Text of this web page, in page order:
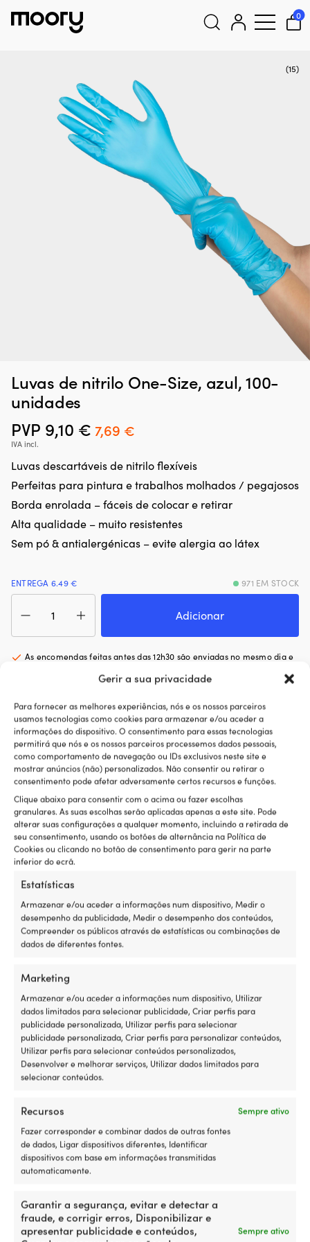
Gerir a sua privacidade
Para fornecer as melhores experiências, nós e os nossos parceiros
usamos tecnologias como cookies para armazenar e/ou aceder a
informações do dispositivo. O consentimento para essas tecnologias
permitirá que nós e os nossos parceiros processemos dados pessoais,
como comportamento de navegação ou IDs exclusivos neste site e
mostrar anúncios (não) personalizados. Não consentir ou retirar o
consentimento pode afetar adversamente certos recursos e funções.
Clique abaixo para consentir com o acima ou fazer escolhas
granulares. As suas escolhas serão aplicadas apenas a este site. Pode
alterar suas configurações a qualquer momento, incluindo a retirada de
seu consentimento, usando os botões de alternância na Política de
Cookies ou clicando no botão de consentimento para gerir na parte
inferior do ecrã.
Estatísticas
Armazenar e/ou aceder a informações num dispositivo, Medir o
desempenho da publicidade, Medir o desempenho dos conteúdos,
Compreender os públicos através de estatísticas ou combinações de
dados de diferentes fontes.
Marketing
Armazenar e/ou aceder a informações num dispositivo, Utilizar
dados limitados para selecionar publicidade, Criar perfis para
publicidade personalizada, Utilizar perfis para selecionar
publicidade personalizada, Criar perfis para personalizar conteúdos,
Utilizar perfis para selecionar conteúdos personalizados,
Desenvolver e melhorar serviços, Utilizar dados limitados para
selecionar conteúdos.
Recursos
Sempre ativo
Fazer corresponder e combinar dados de outras fontes
de dados, Ligar dispositivos diferentes, Identificar
dispositivos com base em informações transmitidas
automaticamente.
Garantir a segurança, evitar e detectar a
fraude, e corrigir erros, Disponibilizar e
apresentar publicidade e conteúdos,
Sempre ativo
0
Luvas descartáveis
Luvas de nitrilo One-Size, azul, 100-
(15)
Luvas de nitrilo One-Size, azul, 100-
unidades
PVP 9,10 € O
original
era:
9,10 €.
7,69 €
atual
é:
7,69 €.
IVA incl.
Luvas descartáveis de nitrilo flexíveis
Perfeitas para pintura e trabalhos molhados / pegajosos
Borda enrolada – fáceis de colocar e retirar
Alta qualidade – muito resistentes
Sem pó & antialergénicas – evite alergia ao látex
ENTREGA 6.49 € 971 EM STOCK
Quantidade
de
de
nitrilo
100-
unidades
Adicionar
As encomendas feitas antes das 12h30 são enviadas no mesmo dia e
super simples
365 dias para devolução completa
Clientes super satisfeitos -4,7 / 5 no Trustpilot
Entrega & devoluções
Avaliações (15)
REF:
M501001529
Detalhes
700 g
EAN
5903738559824
A nossa garantia de preço – não
pode ser mais fácil
Compra agora, compara o preço depois. A nossa